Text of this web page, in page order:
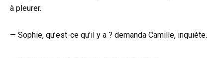
à pleurer.
— Sophie, qu’est-ce qu’il y a ? demanda Camille, inquiète.